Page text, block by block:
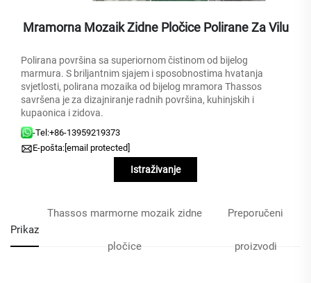
Mramorna Mozaik Zidne Pločice Polirane Za Vilu
Polirana površina sa superiornom čistinom od bijelog
marmura. S briljantnim sjajem i sposobnostima hvatanja
svjetlosti, polirana mozaika od bijelog mramora Thassos
savršena je za dizajniranje radnih površina, kuhinjskih i
kupaonica i zidova.
-Tel:+86-13959219373
E-pošta: [email protected]
Istraživanje
Prikaz
Thassos marmorne mozaik zidne
pločice
Preporučeni
proizvodi